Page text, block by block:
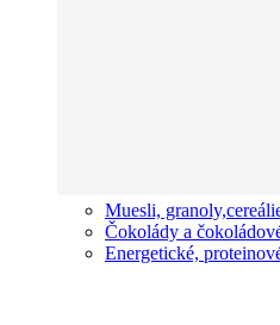
Muesli,
Čokolády a
Energetické,